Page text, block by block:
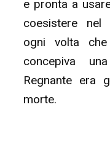
e pronta a
coesistere nel
ogni volta
concepiva
Regnante era
morte.